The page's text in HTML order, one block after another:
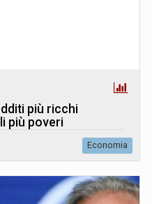
più ricchi
più poveri
Economia